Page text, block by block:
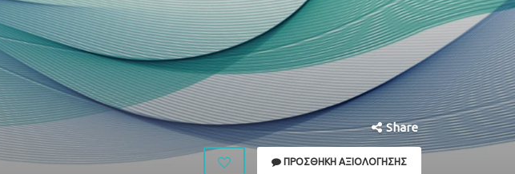
Share
ΠΡΟΣΘΉΚΗ ΑΞΙΟΛΌΓΗΣΗΣ